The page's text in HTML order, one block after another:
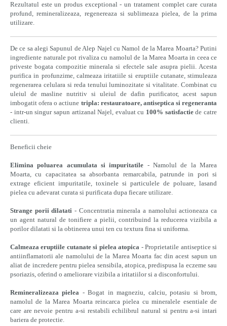
Rezultatul este un produs exceptional - un tratament complet care curata
profund, remineralizeaza, regenereaza si sublimeaza pielea, de la prima
utilizare.
De ce sa alegi Sapunul de Alep Najel cu Namol de la Marea Moarta? Putini
ingrediente naturale pot rivaliza cu namolul de la Marea Moarta in ceea ce
priveste bogata compozitie minerala si efectele sale asupra pielii. Acesta
purifica in profunzime, calmeaza iritatiile si eruptiile cutanate, stimuleaza
regenerarea celulara si reda tenului luminozitate si vitalitate. Combinat cu
uleiul de masline nutritiv si uleiul de dafin purificator, acest sapun
imbogatit ofera o actiune tripla: restauratoare, antiseptica si regeneranta
- intr-un singur sapun artizanal Najel, evaluat cu 100% satisfactiede catre
clienti.
Beneficii cheie
Elimina poluarea acumulata si impuritatile - Namolul de la Marea
Moarta, cu capacitatea sa absorbanta remarcabila, patrunde in pori si
extrage eficient impuritatile, toxinele si particulele de poluare, lasand
pielea cu adevarat curata si purificata dupa fiecare utilizare.
Strange porii dilatati - Concentratia minerala a namolului actioneaza ca
un agent natural de tonifiere a pielii, contribuind la reducerea vizibila a
porilor dilatati si la obtinerea unui ten cu textura fina si uniforma.
Calmeaza eruptiile cutanate si pielea atopica - Proprietatile antiseptice si
antiinflamatorii ale namolului de la Marea Moarta fac din acest sapun un
aliat de incredere pentru pielea sensibila, atopica, predispusa la eczeme sau
psoriazis, oferind o ameliorare vizibila a iritatiilor si a disconfortului.
Remineralizeaza pielea - Bogat in magneziu, calciu, potasiu si brom,
namolul de la Marea Moarta reincarca pielea cu mineralele esentiale de
care are nevoie pentru a-si restabili echilibrul natural si pentru a-si intari
bariera de protectie.